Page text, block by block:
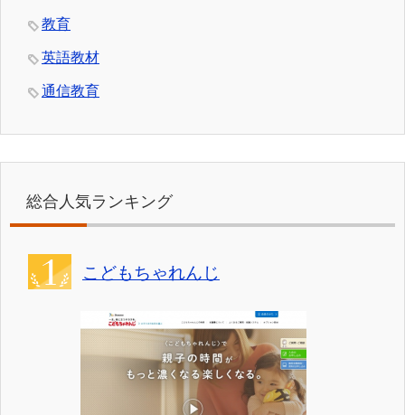
教育
英語教材
通信教育
総合人気ランキング
こどもちゃれんじ